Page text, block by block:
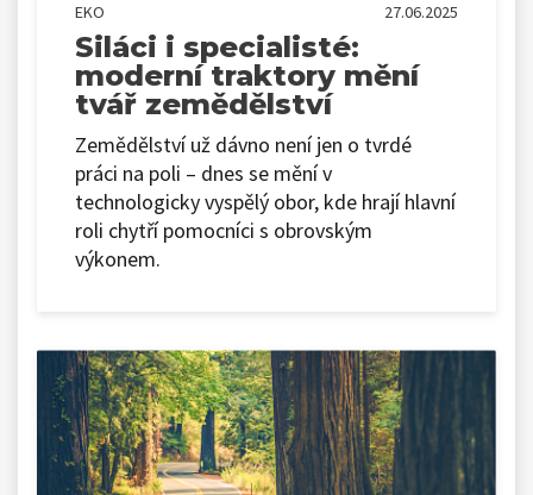
EKO 27.06.2025
Siláci i specialisté:
moderní traktory mění
tvář zemědělství
Zemědělství už dávno není jen o tvrdé
práci na poli – dnes se mění v
technologicky vyspělý obor, kde hrají hlavní
roli chytří pomocníci s obrovským
výkonem.